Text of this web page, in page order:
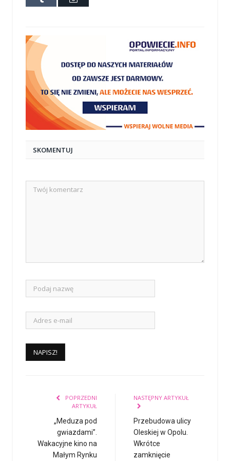
SKOMENTUJ
POPRZEDNI
ARTYKUŁ
„Meduza pod
gwiazdami”.
Wakacyjne kino na
Małym Rynku
NASTĘPNY ARTYKUŁ
Przebudowa ulicy
Oleskiej w Opolu.
Wkrótce
zamknięcie